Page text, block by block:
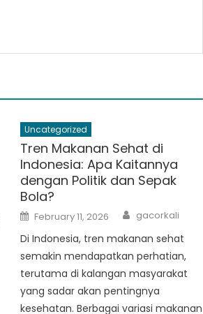
Uncategorized
Tren Makanan Sehat di
Indonesia: Apa Kaitannya
dengan Politik dan Sepak
Bola?
Posted
on
February 11, 2026 Author
gacorkali
Di Indonesia, tren makanan sehat
semakin mendapatkan perhatian,
terutama di kalangan masyarakat
yang sadar akan pentingnya
kesehatan. Berbagai variasi makanan